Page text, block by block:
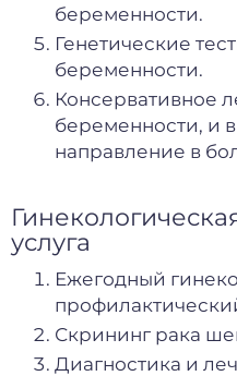
беременности.
Генетические
беременности.
Консервативное
беременности, и
направление в
услуга
Ежегодный
Скрининг рака
Диагностика и